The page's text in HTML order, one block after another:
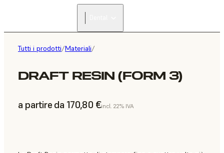
Tutti i prodotti/Materiali/
DRAFT RESIN (FORM 3)
a partire da 170,80 €incl. 22% IVA